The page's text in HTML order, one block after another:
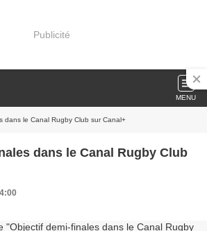
Publicité
MENU
dans le Canal Rugby Club sur Canal+
dans le Canal Rugby Club